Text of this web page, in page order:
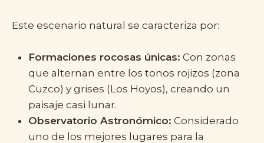
Este escenario natural se caracteriza por:
Formaciones rocosas únicas: Con zonas
que alternan entre los tonos rojizos (zona
Cuzco) y grises (Los Hoyos), creando un
paisaje casi lunar.
Observatorio Astronómico: Considerado
uno de los mejores lugares para la